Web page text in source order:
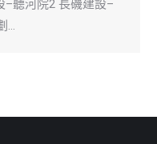
–聽河院2 長磯建設–
…